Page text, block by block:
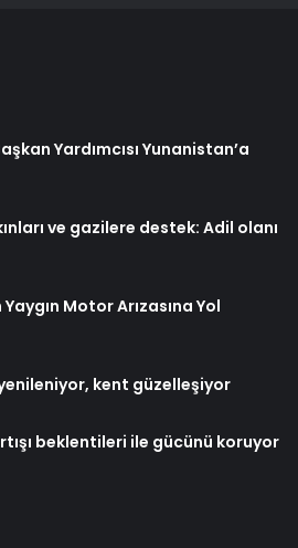
Yardımcısı Yunanistan’a
ve gazilere destek: Adil olanı
Motor Arızasına Yol
kent güzelleşiyor
beklentileri ile gücünü koruyor